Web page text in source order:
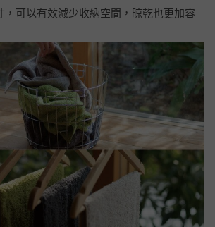
，可以有效減少收納空間，晾乾也更加容